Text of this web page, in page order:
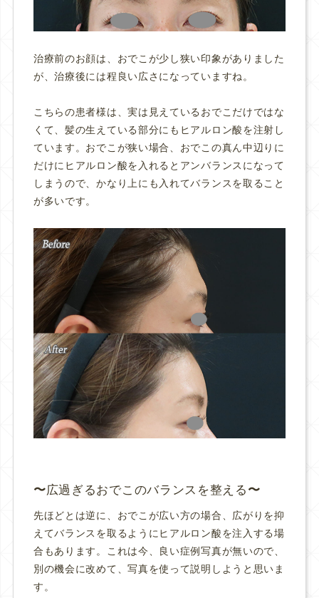
治療前のお顔は、おでこが少し狭い印象がありました
が、治療後には程良い広さになっていますね。
こちらの患者様は、実は見えているおでこだけではな
くて、髪の生えている部分にもヒアルロン酸を注射し
ています。おでこが狭い場合、おでこの真ん中辺りに
だけにヒアルロン酸を入れるとアンバランスになって
しまうので、かなり上にも入れてバランスを取ること
が多いです。
広過ぎるおでこのバランスを整える
先ほどとは逆に、おでこが広い方の場合、広がりを抑
えてバランスを取るようにヒアルロン酸を注入する場
合もあります。これは今、良い症例写真が無いので、
別の機会に改めて、写真を使って説明しようと思いま
す。